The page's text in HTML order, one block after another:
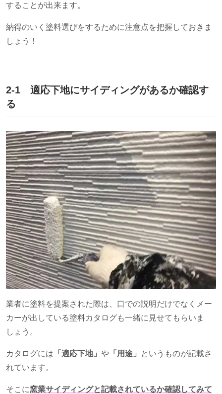
することが出来ます。
納得のいく塗料選びをするために注意点を把握しておきま
しょう！
2-1 適応下地にサイディングがあるか確認す
る
業者に塗料を提案された際は、口での説明だけでなくメー
カーが出している塗料カタログも一緒に見せてもらいま
しょう。
カタログには 「適応下地」 や 「用途」
というものが記載さ
れています。
そこに窯業サイディングと記載されているか確認してみて